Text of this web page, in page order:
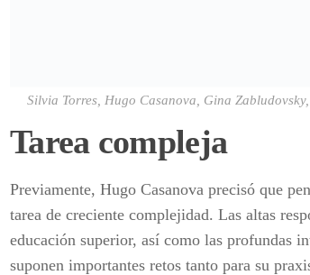
Silvia Torres, Hugo Casanova, Gina
Tarea compleja
Previamente, Hugo Casanova precisó que
tarea de creciente complejidad. Las altas
educación superior, así como las profundas
suponen importantes retos tanto para su